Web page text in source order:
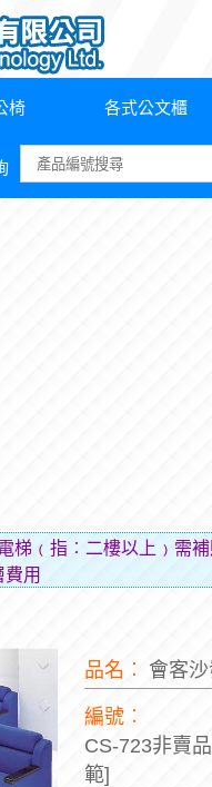
椅 各式公文櫃
梯﹙指︰二樓以上﹚需
（貼補搬
品名︰ 會客
編號︰
CS-723非賣
範]